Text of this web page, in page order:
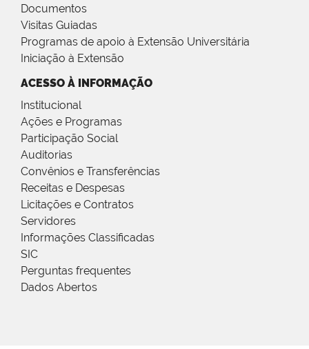
Documentos
Visitas Guiadas
Programas de apoio à Extensão Universitária
Iniciação à Extensão
ACESSO À INFORMAÇÃO
Institucional
Ações e Programas
Participação Social
Auditorias
Convênios e Transferências
Receitas e Despesas
Licitações e Contratos
Servidores
Informações Classificadas
SIC
Perguntas frequentes
Dados Abertos